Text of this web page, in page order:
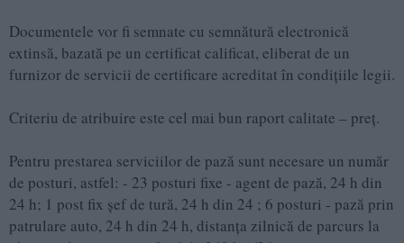
Documentele vor fi semnate cu semnătură electronică
extinsă, bazată pe un certificat calificat, eliberat de un
furnizor de servicii de certificare acreditat în condiţiile legii.
Criteriu de atribuire este cel mai bun raport calitate – preț.
Pentru prestarea serviciilor de pază sunt necesare un număr
de posturi, astfel: - 23 posturi fixe - agent de pază, 24 h din
24 h; 1 post fix șef de tură, 24 h din 24 ; 6 posturi - pază prin
patrulare auto, 24 h din 24 h, distanța zilnică de parcurs la